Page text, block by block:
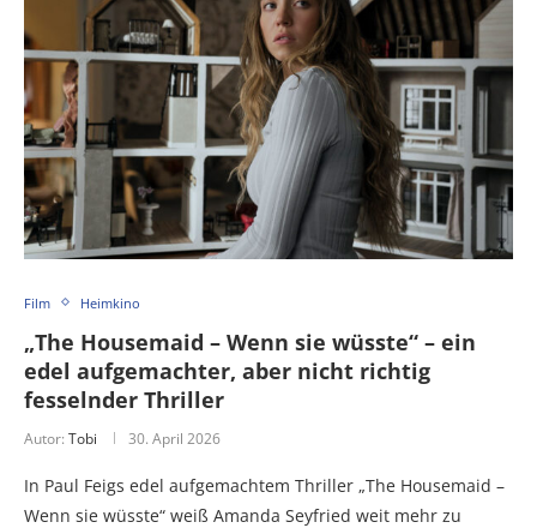
Film Heimkino
„The Housemaid – Wenn sie wüsste“ – ein
edel aufgemachter, aber nicht richtig
fesselnder Thriller
Autor: Tobi 30. April 2026
In Paul Feigs edel aufgemachtem Thriller „The Housemaid –
Wenn sie wüsste“ weiß Amanda Seyfried weit mehr zu